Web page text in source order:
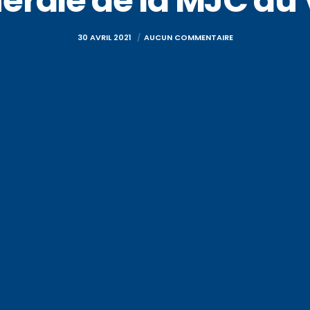
30 AVRIL 2021 AUCUN COMMENTAIRE